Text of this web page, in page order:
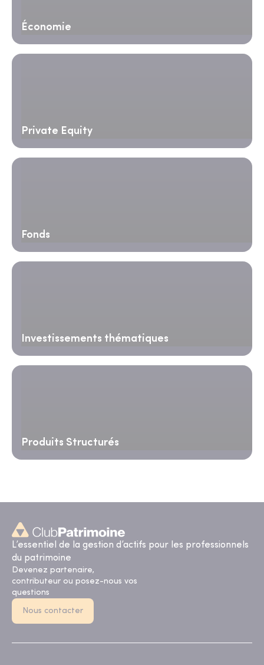
Économie
Private Equity
Fonds
Investissements thématiques
Produits Structurés
L’essentiel de la gestion d’actifs pour les professionnels
du patrimoine
Devenez partenaire,
contributeur ou posez-nous vos
questions
Nous contacter